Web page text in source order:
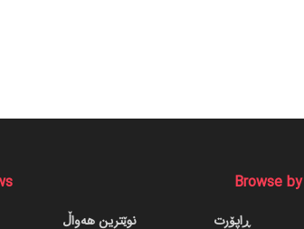
Browse
ڕاپۆرت
نوێترین هەواڵ